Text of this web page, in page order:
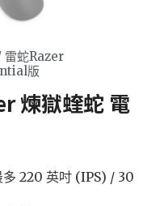
雷蛇Razer
版
煉獄蝰蛇 電
220 英吋 (IPS) / 30